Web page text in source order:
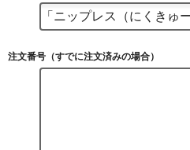
注文番号（すでに注文済みの場合）